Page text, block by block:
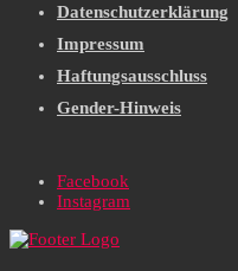
Datenschutzerklärung
Impressum
Haftungsausschluss
Gender-Hinweis
Facebook
Instagram